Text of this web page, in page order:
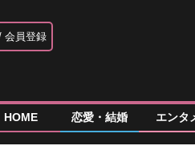
会員登録
HOME 恋愛・結婚 エンタ